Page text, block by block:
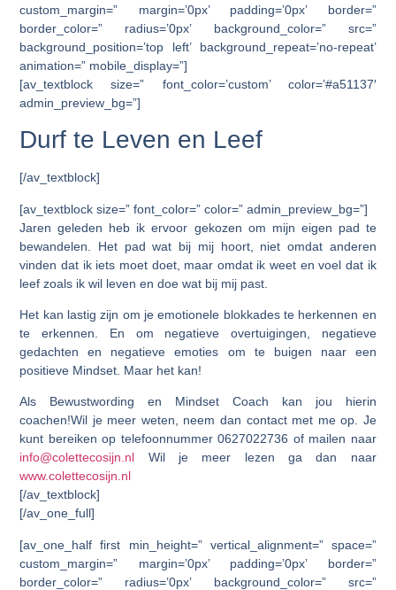
custom_margin=” margin=’0px’ padding=’0px’ border=”
border_color=” radius=’0px’ background_color=” src=”
background_position=’top left’ background_repeat=’no-repeat’
animation=” mobile_display=”]
[av_textblock size=” font_color=’custom’ color=’#a51137′
admin_preview_bg=”]
Durf te Leven en Leef
[/av_textblock]
[av_textblock size=” font_color=” color=” admin_preview_bg=”]
Jaren geleden heb ik ervoor gekozen om mijn eigen pad te
bewandelen. Het pad wat bij mij hoort, niet omdat anderen
vinden dat ik iets moet doet, maar omdat ik weet en voel dat ik
leef zoals ik wil leven en doe wat bij mij past.
Het kan lastig zijn om je emotionele blokkades te herkennen en
te erkennen. En om negatieve overtuigingen, negatieve
gedachten en negatieve emoties om te buigen naar een
positieve Mindset. Maar het kan!
Als Bewustwording en Mindset Coach kan jou hierin
coachen!Wil je meer weten, neem dan contact met me op. Je
kunt bereiken op telefoonnummer 0627022736 of mailen naar
info@colettecosijn.nl Wil je meer lezen ga dan naar
www.colettecosijn.nl
[/av_textblock]
[/av_one_full]
[av_one_half first min_height=” vertical_alignment=” space=”
custom_margin=” margin=’0px’ padding=’0px’ border=”
border_color=” radius=’0px’ background_color=” src=”